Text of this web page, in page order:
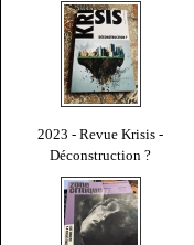
2023 - Revue Krisis -
Déconstruction ?